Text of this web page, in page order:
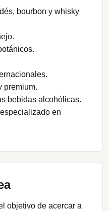
bourbon y whisky
premium.
bebidas alcohólicas.
en
objetivo de acercar a